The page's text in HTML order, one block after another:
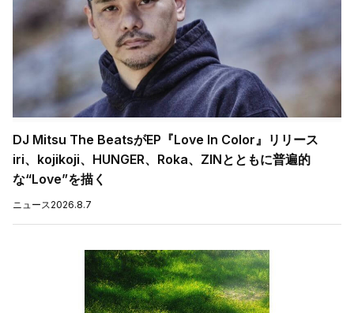
DJ Mitsu The BeatsがEP『Love In Color』リリース
iri、kojikoji、HUNGER、Roka、ZINとともに普遍的
な“Love”を描く
ニュース2026.8.7